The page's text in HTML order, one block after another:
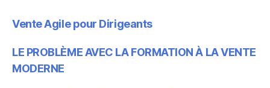
Vente Agile pour Dirigeants
LE PROBLÈME AVEC LA FORMATION À LA VENTE
MODERNE